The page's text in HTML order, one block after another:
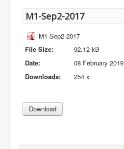
M1-Sep2-2017
M1-Sep2-2017
File Size:
92.12 kB
Date:
08 February 2019
Downloads:
254 x